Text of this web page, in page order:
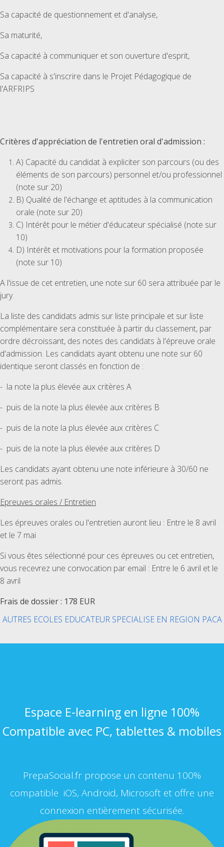
Sa capacité de questionnement et d'analyse,
Sa maturité,
Sa capacité à communiquer et son ouverture d'esprit,
Sa capacité à s'inscrire dans le Projet Pédagogique de
l'ARFRIPS
Critères d'appréciation de l'entretien oral d'admission :
A) Capacité du candidat à expliciter son parcours (ou des
éléments de son parcours) personnel et/ou professionnel
(note sur 20)
B) Qualité de l'échange et aptitudes à la communication
orale (note sur 20)
C) Intérêt pour le métier d'éducateur spécialisé (note sur
10)
D) Intérêt et motivations pour la formation proposée
(note sur 10)
A l'issue de cet entretien, une note sur 60 sera attribuée par le
jury.
La liste des candidats admis sur liste principale et sur liste
complémentaire sera constituée à partir du classement, par
ordre décroissant, des notes des candidats à l'épreuve orale
d'admission. Les candidats ayant obtenu une note sur 60
identique seront classés en fonction de :
- la note la plus élevée aux critères A
- puis de la note la plus élevée aux critères B
- puis de la note la plus élevée aux critères C
- puis de la note la plus élevée aux critères D
Les candidats ayant obtenu une note inférieure à 30/60 ne
seront pas admis.
Epreuves orales / Entretien
Les épreuves orales ou l'entretien auront lieu : Entre le 8 avril
et le 7 mai
Si vous êtes sélectionné pour ces épreuves ou cet entretien,
vous recevrez une convocation par email : Entre le 6 avril et le
8 avril
Frais de dossier : 178 EUR
AUTRES ECOLES EDUCATEUR SPECIALISE EN REGION PACA
Espace E-learning en ligne 100%
Compatible avec PC, tablettes & mobiles
PrepaSocial.fr propose un contenu 100%
compatible iOS, Android, Microsoft et offre une
connexion entièrement sécurisée.